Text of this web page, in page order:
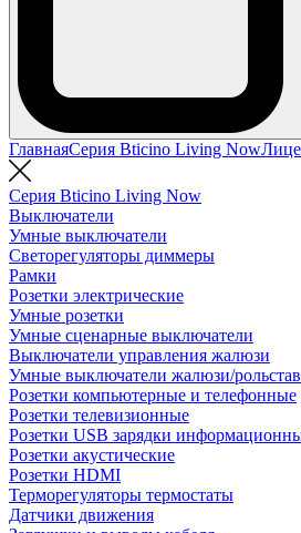
ГлавнаяСерия Bticino Living Now
Серия Bticino Living Now
Выключатели
Умные выключатели
Светорегуляторы диммеры
Рамки
Розетки электрические
Умные розетки
Умные сценарные выключатели
Выключатели управления жалюзи
Умные выключатели жалюзи/
Розетки компьютерные и телефонные
Розетки телевизионные
Розетки USB зарядки
Розетки акустические
Розетки HDMI
Терморегуляторы термостаты
Датчики движения